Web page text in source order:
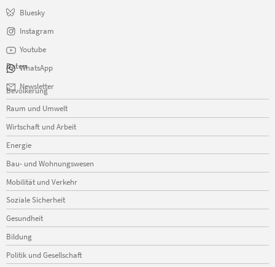
Bluesky
Instagram
Youtube
WhatsApp
Newsletter
Daten
Navigation
überspringen
Bevölkerung
Raum und Umwelt
Wirtschaft und Arbeit
Energie
Bau- und Wohnungswesen
Mobilität und Verkehr
Soziale Sicherheit
Gesundheit
Bildung
Politik und Gesellschaft